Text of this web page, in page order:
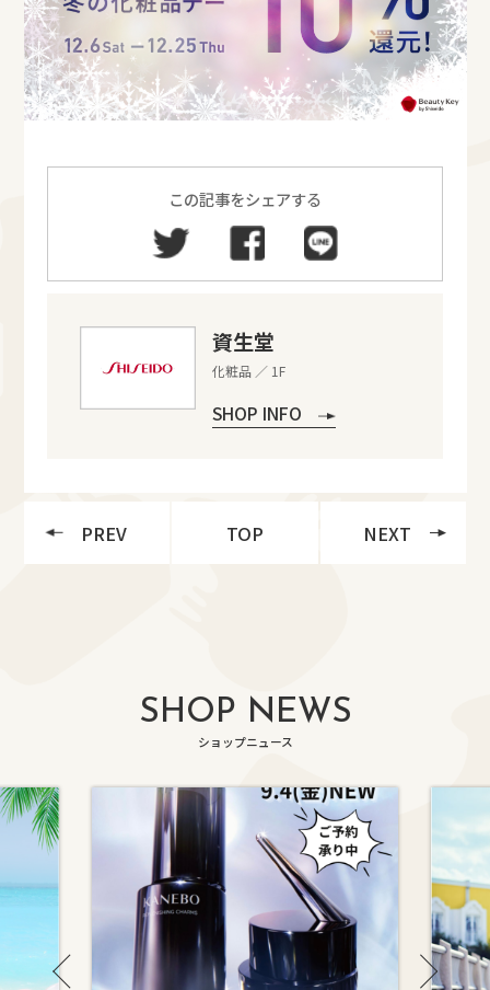
この記事をシェアする
資生堂
化粧品 ／ 1F
SHOP INFO
PREV TOP NEXT
SHOP NEWS
ショップニュース